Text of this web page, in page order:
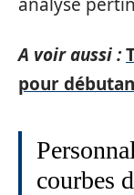
A voir aussi :
pour
courbes